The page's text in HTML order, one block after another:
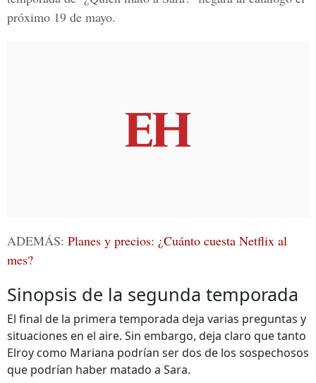
próximo 19 de mayo.
ADEMÁS: Planes y precios: ¿Cuánto cuesta Netflix al
mes?
Sinopsis de la segunda temporada
El final de la primera temporada deja varias preguntas y
situaciones en el aire. Sin embargo, deja claro que tanto
Elroy como Mariana podrían ser dos de los sospechosos
que podrían haber matado a Sara.